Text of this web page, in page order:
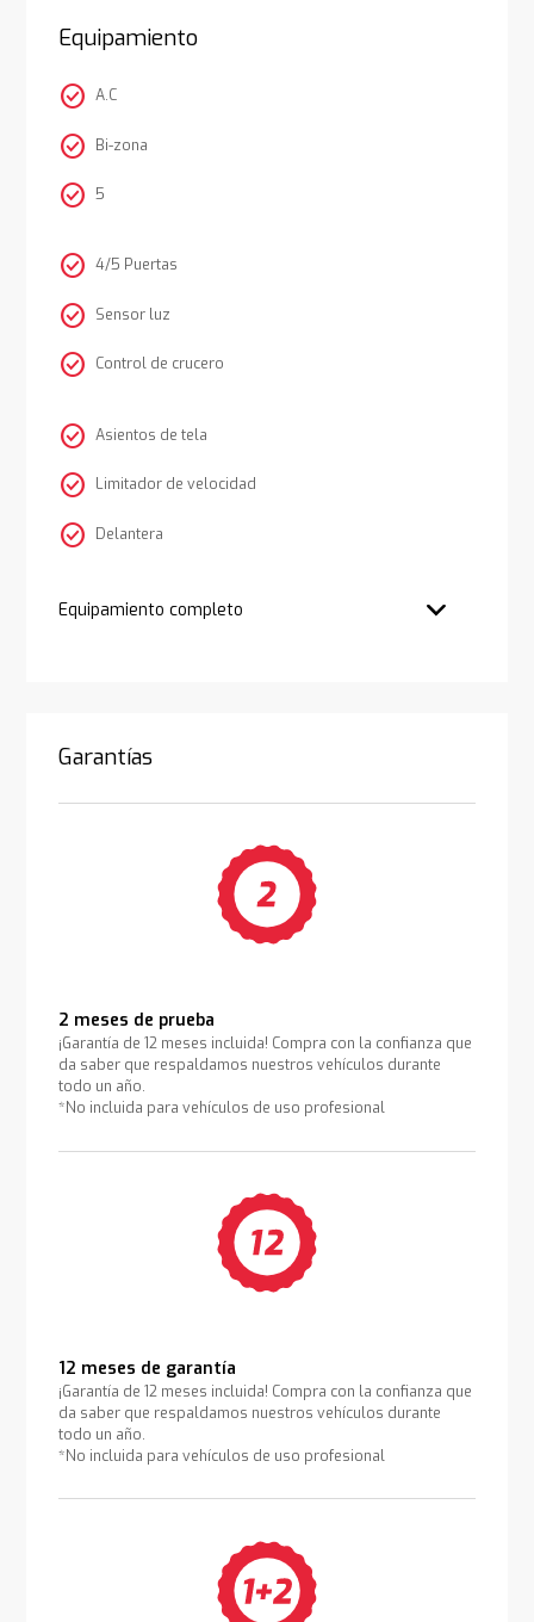
Equipamiento
check_circle A.C
check_circle Bi-zona
check_circle 5
check_circle 4/5 Puertas
check_circle Sensor luz
check_circle Control de crucero
check_circle Asientos de tela
check_circle Limitador de velocidad
check_circle Delantera
Equipamiento completo
Garantías
2 meses de prueba
¡Garantía de 12 meses incluida! Compra con la confianza que
da saber que respaldamos nuestros vehículos durante
todo un año.
*No incluida para vehículos de uso profesional
12 meses de garantía
¡Garantía de 12 meses incluida! Compra con la confianza que
da saber que respaldamos nuestros vehículos durante
todo un año.
*No incluida para vehículos de uso profesional